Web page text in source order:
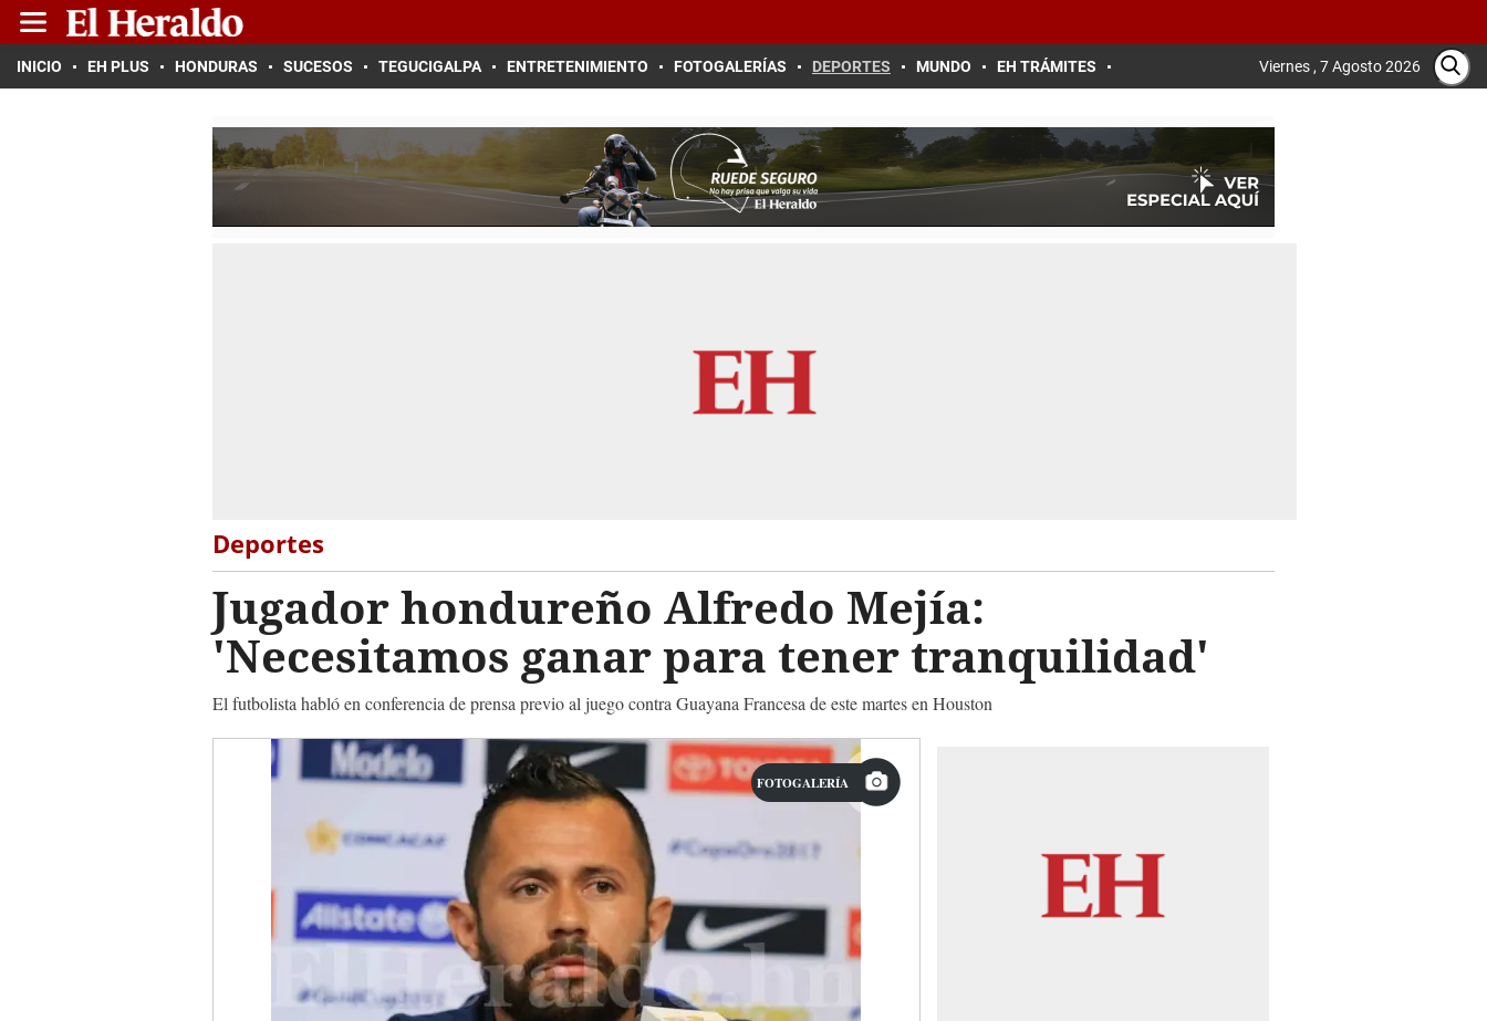
INICIO EH PLUS HONDURAS SUCESOS TEGUCIGALPA ENTRETENIMIENTO FOTOGALERÍAS DEPORTES MUNDO EH TRÁMITES Viernes , 7 Agosto 2026
Deportes
Jugador hondureño Alfredo Mejía:
'Necesitamos ganar para tener tranquilidad'
El futbolista habló en conferencia de prensa previo al juego contra Guayana Francesa de este martes en Houston
FOTOGALERÍA